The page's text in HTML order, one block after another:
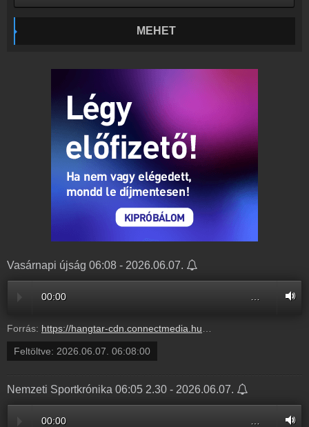
MEHET
Vasárnapi újság 06:08 - 2026.06.07.
00:00
Forrás: https://hangtar-cdn.connectmedia.hu/20260607060800/20260607082900/mr1.mp3
Feltöltve: 2026.06.07. 06:08:00
Nemzeti Sportkrónika 06:05 2.30 - 2026.06.07.
00:00